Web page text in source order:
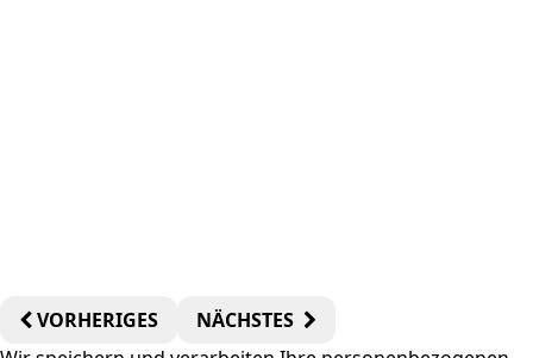
VORHERIGES
NÄCHSTES